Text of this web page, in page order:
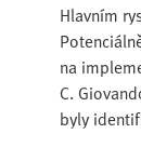
Hlavním
na
C.
byly